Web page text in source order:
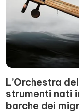
L’Orchestra
strumenti nati
barche dei